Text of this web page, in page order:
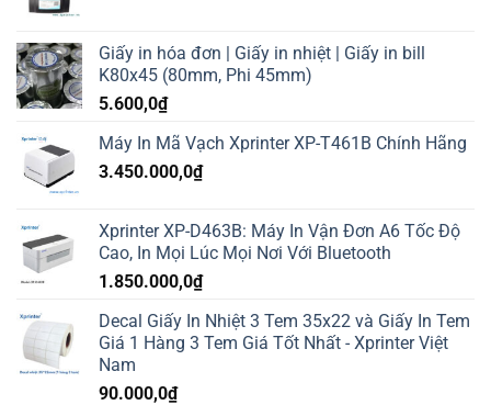
Giấy in hóa đơn | Giấy in nhiệt | Giấy in bill
K80x45 (80mm, Phi 45mm)
5.600,0₫
Máy In Mã Vạch Xprinter XP-T461B Chính Hãng
3.450.000,0₫
Xprinter XP-D463B: Máy In Vận Đơn A6 Tốc Độ
Cao, In Mọi Lúc Mọi Nơi Với Bluetooth
1.850.000,0₫
Decal Giấy In Nhiệt 3 Tem 35x22 và Giấy In Tem
Giá 1 Hàng 3 Tem Giá Tốt Nhất - Xprinter Việt
Nam
90.000,0₫